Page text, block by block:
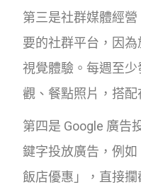
第三是社群媒體經
要的社群平台，因
視覺體驗。每週至
觀、餐點照片，搭配
第四是 Google 廣告
鍵字投放廣告，例
飯店優惠」，直接